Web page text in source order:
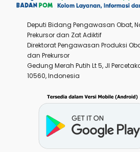
Deputi Bidang Pengawasan Obat,
Prekursor dan Zat Adiktif
Direktorat Pengawasan Produksi
dan Prekursor
Gedung Merah Putih Lt 5, Jl
10560, Indonesia